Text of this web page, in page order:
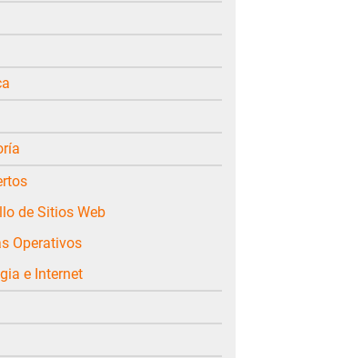
de Sitios Web
Operativos
e Internet